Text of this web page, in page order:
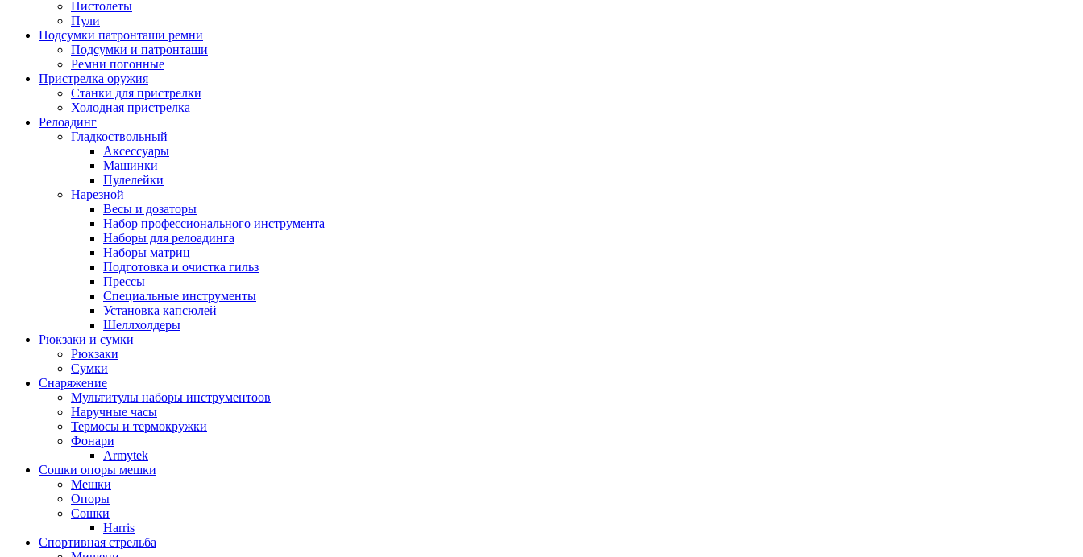
Пистолеты
Пули
Подсумки патронташи ремни
Подсумки и патронташи
Ремни погонные
Пристрелка оружия
Станки для пристрелки
Холодная пристрелка
Релоадинг
Гладкоствольный
Аксессуары
Машинки
Пулелейки
Нарезной
Весы и дозаторы
Набор профессионального инструмента
Наборы для релоадинга
Наборы матриц
Подготовка и очистка гильз
Прессы
Специальные инструменты
Установка капсюлей
Шеллхолдеры
Рюкзаки и сумки
Рюкзаки
Сумки
Снаряжение
Мультитулы наборы инструментоов
Наручные часы
Термосы и термокружки
Фонари
Armytek
Сошки опоры мешки
Мешки
Опоры
Сошки
Harris
Спортивная стрельба